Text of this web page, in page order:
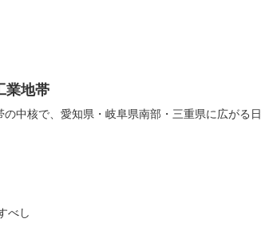
地帯
中核で、愛知県・岐阜県南部・三重県に広がる日
べし